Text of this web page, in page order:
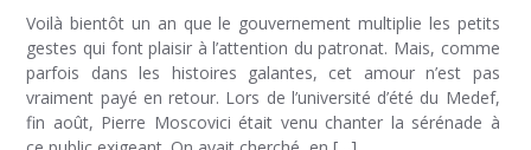
Voilà bientôt un an que le gouvernement multiplie les petits
gestes qui font plaisir à l’attention du patronat. Mais, comme
parfois dans les histoires galantes, cet amour n’est pas
vraiment payé en retour. Lors de l’université d’été du Medef,
fin août, Pierre Moscovici était venu chanter la sérénade à